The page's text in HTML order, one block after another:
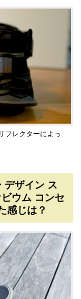
フレクターによっ
デザイン ス
ウム コンセ
感じは？